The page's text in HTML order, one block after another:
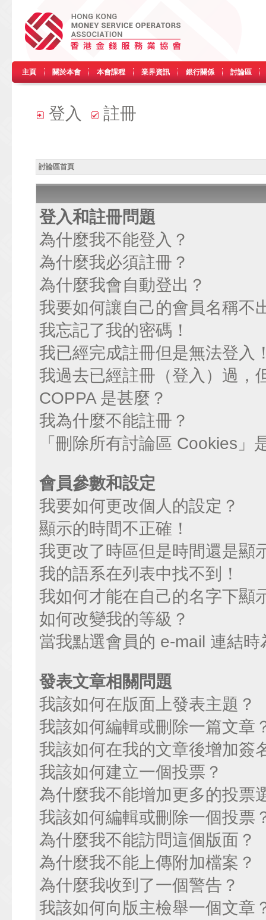
主頁 關於本會 本會課程 業界資訊 銀行關係 討論區
登入 註冊
討論區首頁
登入和註冊問題
為什麼我不能登入？
為什麼我必須註冊？
為什麼我會自動登出？
我要如何讓自己的會員名稱不
我忘記了我的密碼！
我已經完成註冊但是無法登入
我過去已經註冊（登入）過，
COPPA 是甚麼？
我為什麼不能註冊？
「刪除所有討論區 Cookies」
會員參數和設定
我要如何更改個人的設定？
顯示的時間不正確！
我更改了時區但是時間還是顯
我的語系在列表中找不到！
我如何才能在自己的名字下顯
如何改變我的等級？
當我點選會員的 e-mail 連結
發表文章相關問題
我該如何在版面上發表主題？
我該如何編輯或刪除一篇文章
我該如何在我的文章後增加簽
我該如何建立一個投票？
為什麼我不能增加更多的投票
我該如何編輯或刪除一個投票
為什麼我不能訪問這個版面？
為什麼我不能上傳附加檔案？
為什麼我收到了一個警告？
我該如何向版主檢舉一個文章